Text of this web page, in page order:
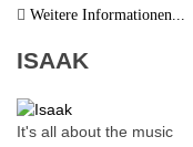
Weitere Informationen...
ISAAK
It's all about the music